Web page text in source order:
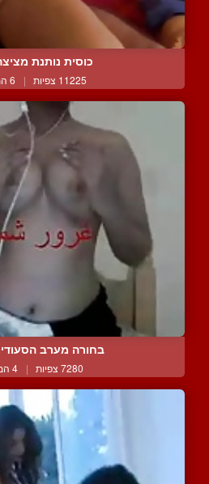
כוסית נותנת מציצה
11225 צפיות | 6 המלצות
בחורה מערב
7280 צפיות | 4 המלצות